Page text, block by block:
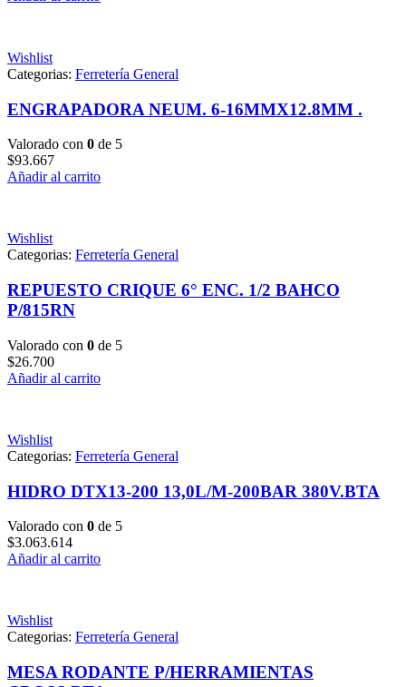
Wishlist
Categorias: Ferretería General
ENGRAPADORA NEUM. 6-16MMX12.8MM .
Valorado con 0 de 5
$93.667
Añadir al carrito
Wishlist
Categorias: Ferretería General
REPUESTO CRIQUE 6° ENC. 1/2 BAHCO
P/815RN
Valorado con 0 de 5
$26.700
Añadir al carrito
Wishlist
Categorias: Ferretería General
HIDRO DTX13-200 13,0L/M-200BAR 380V.BTA
Valorado con 0 de 5
$3.063.614
Añadir al carrito
Wishlist
Categorias: Ferretería General
MESA RODANTE P/HERRAMIENTAS